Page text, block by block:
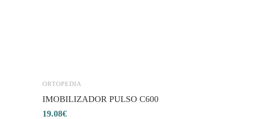
ORTOPEDIA
IMOBILIZADOR PULSO C600
19.08€